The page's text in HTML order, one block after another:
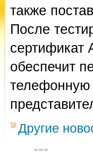
также
После
сертификат
обеспечит
телефонную
Другие